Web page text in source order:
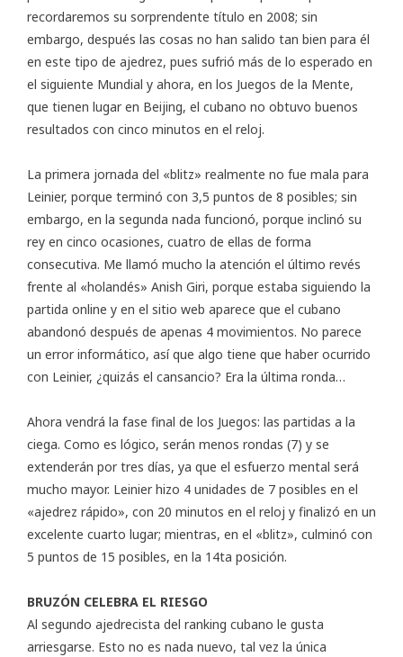
recordaremos su sorprendente título en 2008; sin
embargo, después las cosas no han salido tan bien para él
en este tipo de ajedrez, pues sufrió más de lo esperado en
el siguiente Mundial y ahora, en los Juegos de la Mente,
que tienen lugar en Beijing, el cubano no obtuvo buenos
resultados con cinco minutos en el reloj.
La primera jornada del «blitz» realmente no fue mala para
Leinier, porque terminó con 3,5 puntos de 8 posibles; sin
embargo, en la segunda nada funcionó, porque inclinó su
rey en cinco ocasiones, cuatro de ellas de forma
consecutiva. Me llamó mucho la atención el último revés
frente al «holandés» Anish Giri, porque estaba siguiendo la
partida online y en el sitio web aparece que el cubano
abandonó después de apenas 4 movimientos. No parece
un error informático, así que algo tiene que haber ocurrido
con Leinier, ¿quizás el cansancio? Era la última ronda…
Ahora vendrá la fase final de los Juegos: las partidas a la
ciega. Como es lógico, serán menos rondas (7) y se
extenderán por tres días, ya que el esfuerzo mental será
mucho mayor. Leinier hizo 4 unidades de 7 posibles en el
«ajedrez rápido», con 20 minutos en el reloj y finalizó en un
excelente cuarto lugar; mientras, en el «blitz», culminó con
5 puntos de 15 posibles, en la 14ta posición.
BRUZÓN CELEBRA EL RIESGO
Al segundo ajedrecista del ranking cubano le gusta
arriesgarse. Esto no es nada nuevo, tal vez la única